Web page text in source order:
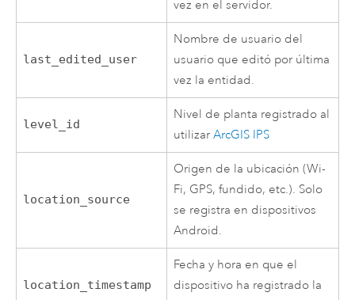
vez en el servidor.
last_edited_user
Nombre de usuario del
usuario que editó por última
vez la entidad.
level_id
Nivel de planta registrado al
utilizarArcGIS IPS
location_source
Origen de la ubicación (Wi-
Fi, GPS, fundido, etc.). Solo
se registra en dispositivos
Android.
location_timestamp
Fecha y hora en que el
dispositivo ha registrado la